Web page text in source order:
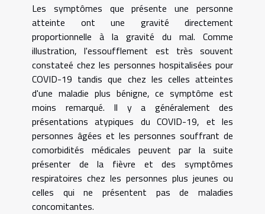
Les symptômes que présente une personne
atteinte ont une gravité directement
proportionnelle à la gravité du mal. Comme
illustration, l'essoufflement est très souvent
constateé chez les personnes hospitalisées pour
COVID-19 tandis que chez les celles atteintes
d'une maladie plus bénigne, ce symptôme est
moins remarqué. Il y a généralement des
présentations atypiques du COVID-19, et les
personnes âgées et les personnes souffrant de
comorbidités médicales peuvent par la suite
présenter de la fièvre et des symptômes
respiratoires chez les personnes plus jeunes ou
celles qui ne présentent pas de maladies
concomitantes.